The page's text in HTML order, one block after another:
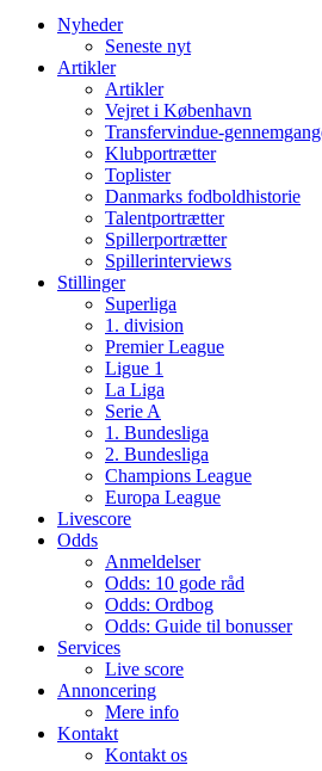
лучшие займы
Nyheder
Seneste nyt
Artikler
Artikler
Vejret i København
Transfervindue-
Klubportrætter
Toplister
Danmarks fodboldhistorie
Talentportrætter
Spillerportrætter
Spillerinterviews
Stillinger
Superliga
1. division
Premier League
Ligue 1
La Liga
Serie A
1. Bundesliga
2. Bundesliga
Champions League
Europa League
Livescore
Odds
Anmeldelser
Odds: 10 gode råd
Odds: Ordbog
Odds: Guide til bonusser
Services
Live score
Annoncering
Mere info
Kontakt
Kontakt os